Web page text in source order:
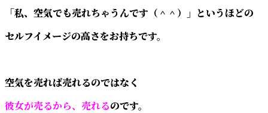
「私、空気でも売れちゃうんです（＾＾）」というほどの
セルフイメージの高さをお持ちです。
空気を売れば売れるのではなく
彼女が売るから、売れるのです。